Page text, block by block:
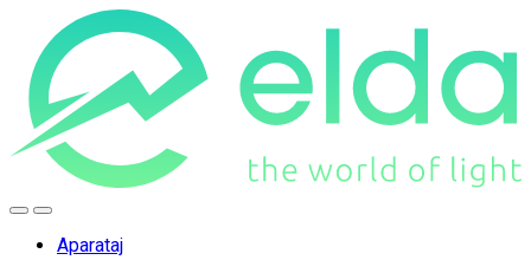
navigation
content
Aparataj